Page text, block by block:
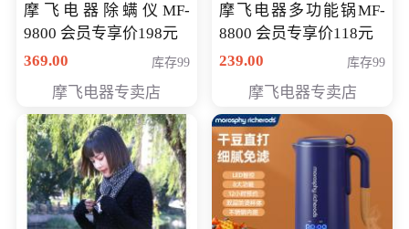
摩飞电器除螨仪MF-
9800 会员专享价198元
369.00
库存99
摩飞电器专卖店
摩飞电器多功能锅MF-
8800 会员专享价118元
239.00
库存99
摩飞电器专卖店